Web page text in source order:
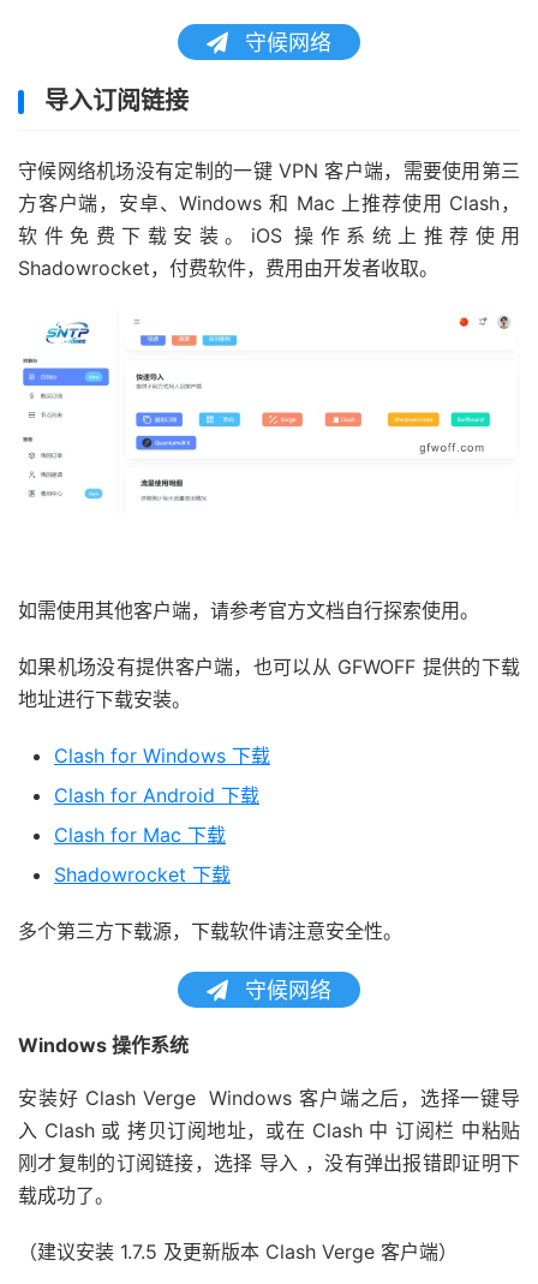
守候网络
导入订阅链接
守候网络机场没有定制的一键 VPN 客户端，需要使用第三
方客户端，安卓、Windows 和 Mac 上推荐使用 Clash，
软件免费下载安装。iOS 操作系统上推荐使用
Shadowrocket，付费软件，费用由开发者收取。
如需使用其他客户端，请参考官方文档自行探索使用。
如果机场没有提供客户端，也可以从 GFWOFF 提供的下载
地址进行下载安装。
Clash for Windows 下载
Clash for Android 下载
Clash for Mac 下载
Shadowrocket 下载
多个第三方下载源，下载软件请注意安全性。
守候网络
Windows 操作系统
安装好 Clash Verge Windows 客户端之后，选择一键导
入 Clash 或 拷贝订阅地址，或在 Clash 中 订阅栏 中粘贴
刚才复制的订阅链接，选择 导入 ，没有弹出报错即证明下
载成功了。
（建议安装 1.7.5 及更新版本 Clash Verge 客户端）